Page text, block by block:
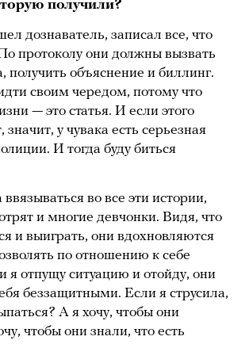
получили?
дознаватель, записал все, что
протоколу они должны вызвать
получить объяснение и биллинг.
своим чередом, потому что
— это статья. И если этого
значит, у чувака есть серьезная
И тогда буду биться
во все эти истории,
и многие девчонки. Видя, что
и выиграть, они вдохновляются
по отношению к себе
я отпущу ситуацию и отойду, они
беззащитными. Если я струсила,
А я хочу, чтобы они
чтобы они знали, что есть